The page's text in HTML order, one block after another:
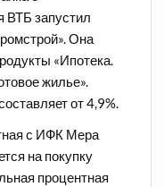
ВТБ запустил
Она
«Ипотека.
жилье».
от 4,9%.
с ИФК Мера
на покупку
процентная